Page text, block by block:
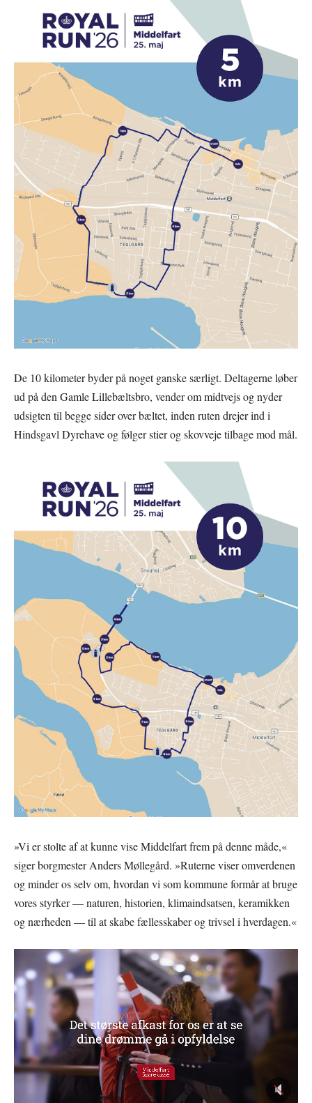
De 10 kilometer byder på noget ganske særligt. Deltagerne løber
ud på den Gamle Lillebæltsbro, vender om midtvejs og nyder
udsigten til begge sider over bæltet, inden ruten drejer ind i
Hindsgavl Dyrehave og følger stier og skovveje tilbage mod mål.
»Vi er stolte af at kunne vise Middelfart frem på denne måde,«
siger borgmester Anders Møllegård. »Ruterne viser omverdenen
og minder os selv om, hvordan vi som kommune formår at bruge
vores styrker — naturen, historien, klimaindsatsen, keramikken
og nærheden — til at skabe fællesskaber og trivsel i hverdagen.«